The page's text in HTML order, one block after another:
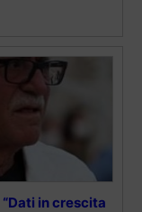
in crescita